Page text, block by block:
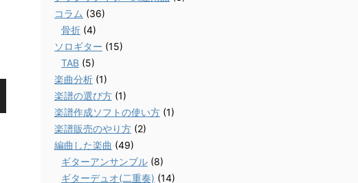
コラム (36)
骨折 (4)
ソロギター (15)
TAB (5)
楽曲分析 (1)
楽譜の選び方 (1)
楽譜作成ソフトの使い方 (1)
楽譜販売のやり方 (2)
編曲した楽曲 (49)
ギターアンサンブル (8)
ギターデュオ(二重奏) (14)